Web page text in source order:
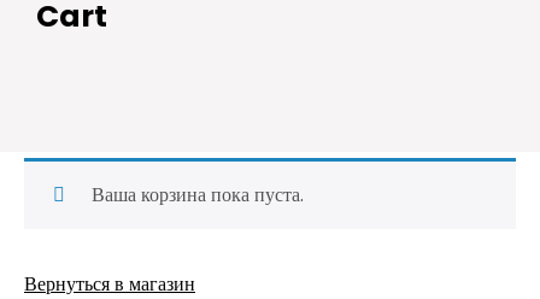
Cart
Ваша корзина пока пуста.
Вернуться в магазин